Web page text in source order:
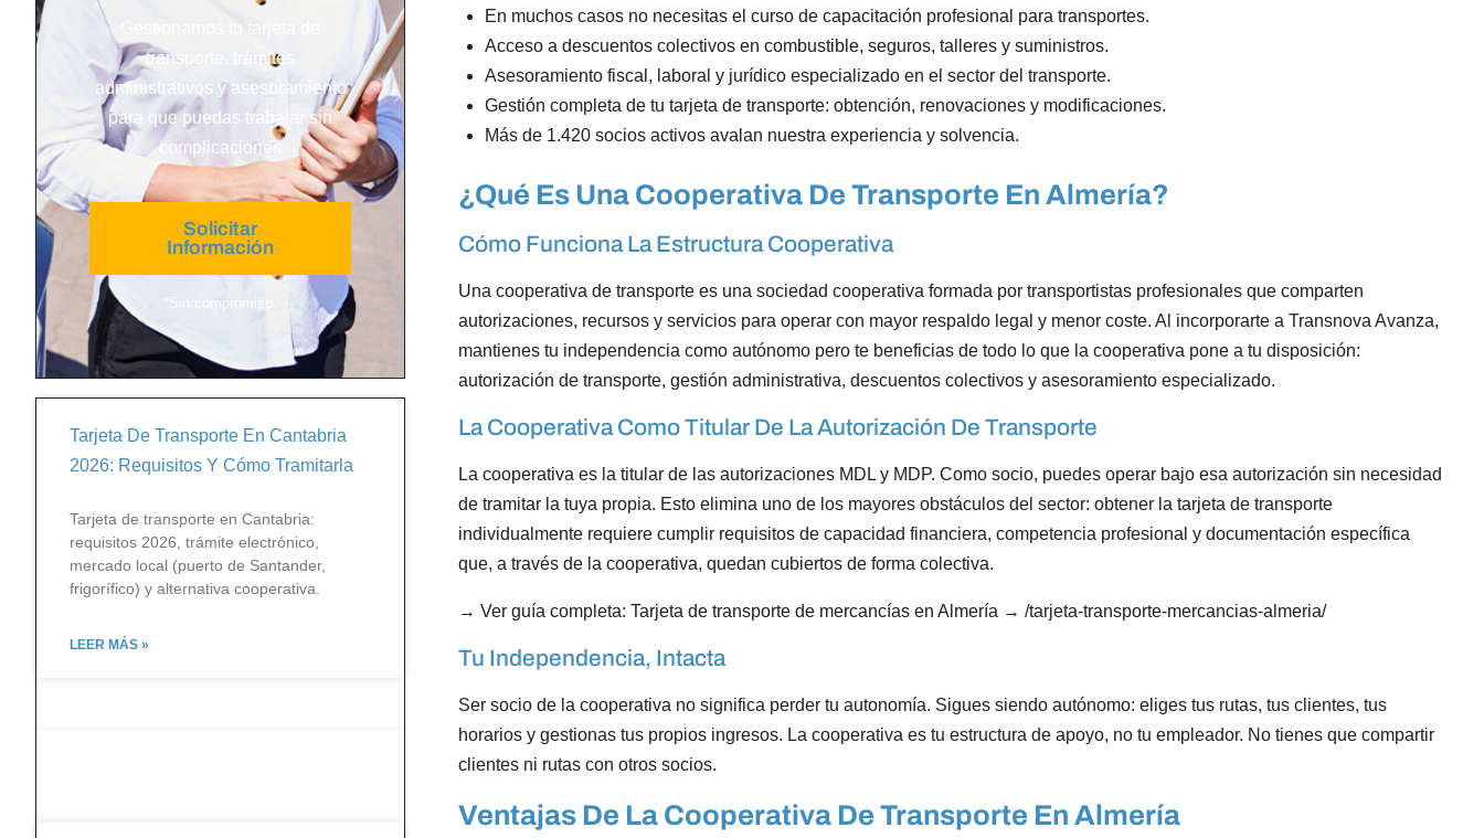
Gestionamos tu tarjeta de
transporte, trámites
administrativos y asesoramiento
para que puedas trabajar sin
complicaciones
Solicitar
Información
*Sin compromiso.
Tarjeta De Transporte En Cantabria
2026: Requisitos Y Cómo Tramitarla
Tarjeta de transporte en Cantabria:
requisitos 2026, trámite electrónico,
mercado local (puerto de Santander,
frigorífico) y alternativa cooperativa.
LEER MÁS »
En muchos casos no necesitas el curso de capacitación profesional para transportes.
Acceso a descuentos colectivos en combustible, seguros, talleres y suministros.
Asesoramiento fiscal, laboral y jurídico especializado en el sector del transporte.
Gestión completa de tu tarjeta de transporte: obtención, renovaciones y modificaciones.
Más de 1.420 socios activos avalan nuestra experiencia y solvencia.
¿Qué Es Una Cooperativa De Transporte En Almería?
Cómo Funciona La Estructura Cooperativa
Una cooperativa de transporte es una sociedad cooperativa formada por transportistas profesionales que comparten
autorizaciones, recursos y servicios para operar con mayor respaldo legal y menor coste. Al incorporarte a Transnova Avanza,
mantienes tu independencia como autónomo pero te beneficias de todo lo que la cooperativa pone a tu disposición:
autorización de transporte, gestión administrativa, descuentos colectivos y asesoramiento especializado.
La Cooperativa Como Titular De La Autorización De Transporte
La cooperativa es la titular de las autorizaciones MDL y MDP. Como socio, puedes operar bajo esa autorización sin necesidad
de tramitar la tuya propia. Esto elimina uno de los mayores obstáculos del sector: obtener la tarjeta de transporte
individualmente requiere cumplir requisitos de capacidad financiera, competencia profesional y documentación específica
que, a través de la cooperativa, quedan cubiertos de forma colectiva.
→Ver guía completa: Tarjeta de transporte de mercancías en Almería → /tarjeta-transporte-mercancias-almeria/
Tu Independencia, Intacta
Ser socio de la cooperativa no significa perder tu autonomía. Sigues siendo autónomo: eliges tus rutas, tus clientes, tus
horarios y gestionas tus propios ingresos. La cooperativa es tu estructura de apoyo, no tu empleador. No tienes que compartir
clientes ni rutas con otros socios.
Ventajas De La Cooperativa De Transporte En Almería